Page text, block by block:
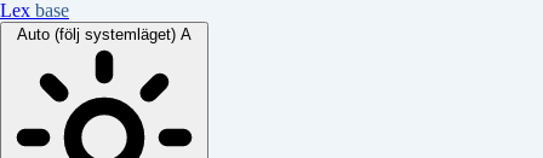
Lex base
Auto (följ systemläget) A